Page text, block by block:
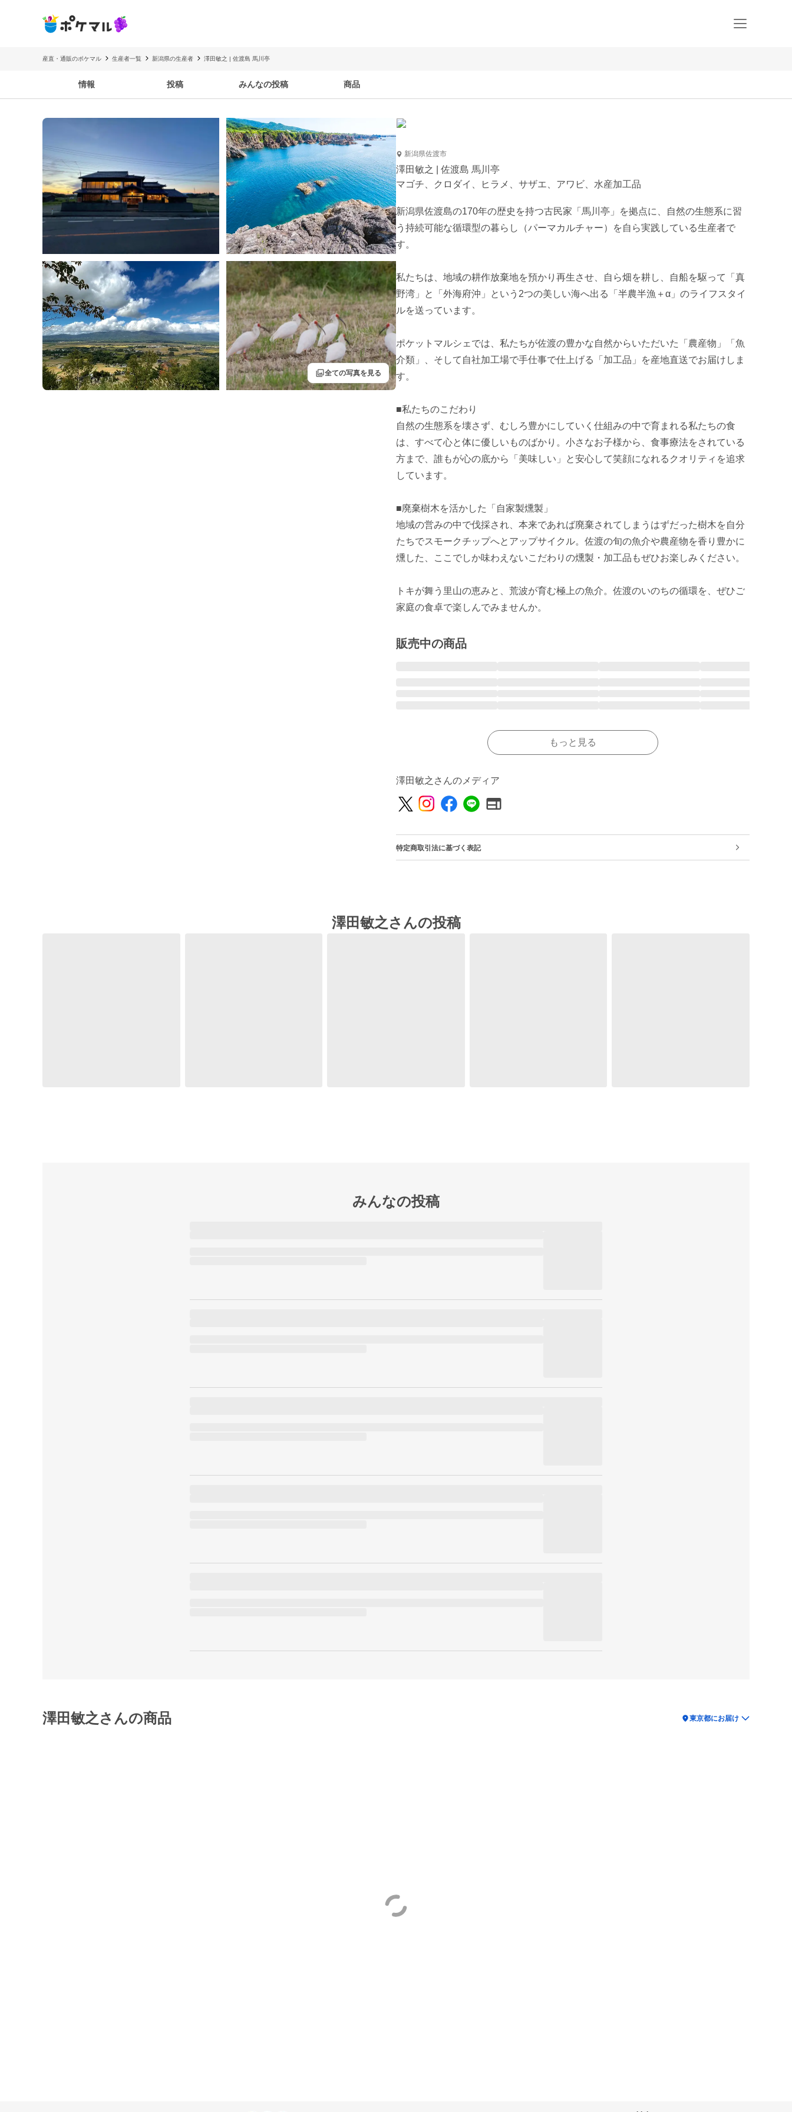
産直・通販のポケマル 生産者一覧 新潟県の生産者 澤田敏之 | 佐渡島 馬川亭
情報 投稿 みんなの投稿 商品
filter全ての写真を見る
新潟県佐渡市
澤田敏之 | 佐渡島 馬川亭
マゴチ、クロダイ、ヒラメ、サザエ、アワビ、水産加工品
新潟県佐渡島の170年の歴史を持つ古民家「馬川亭」を拠点に、自然の生態系に習
う持続可能な循環型の暮らし（パーマカルチャー）を自ら実践している生産者で
す。
私たちは、地域の耕作放棄地を預かり再生させ、自ら畑を耕し、自船を駆って「真
野湾」と「外海府沖」という2つの美しい海へ出る「半農半漁＋α」のライフスタイ
ルを送っています。
ポケットマルシェでは、私たちが佐渡の豊かな自然からいただいた「農産物」「魚
介類」、そして自社加工場で手仕事で仕上げる「加工品」を産地直送でお届けしま
す。
■私たちのこだわり
自然の生態系を壊さず、むしろ豊かにしていく仕組みの中で育まれる私たちの食
は、すべて心と体に優しいものばかり。小さなお子様から、食事療法をされている
方まで、誰もが心の底から「美味しい」と安心して笑顔になれるクオリティを追求
しています。
■廃棄樹木を活かした「自家製燻製」
地域の営みの中で伐採され、本来であれば廃棄されてしまうはずだった樹木を自分
たちでスモークチップへとアップサイクル。佐渡の旬の魚介や農産物を香り豊かに
燻した、ここでしか味わえないこだわりの燻製・加工品もぜひお楽しみください。
トキが舞う里山の恵みと、荒波が育む極上の魚介。佐渡のいのちの循環を、ぜひご
家庭の食卓で楽しんでみませんか。
販売中の商品
もっと見る
澤田敏之さんのメディア
特定商取引法に基づく表記
澤田敏之さんの投稿
みんなの投稿
澤田敏之さんの商品 location_on東京都にお届け